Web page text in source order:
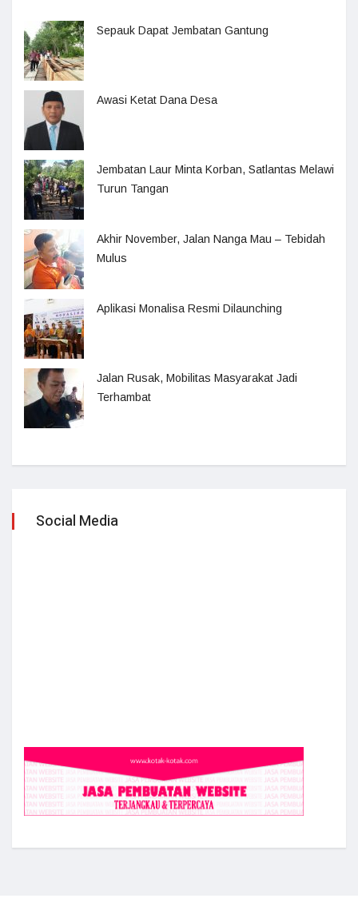
Sepauk Dapat Jembatan Gantung
Awasi Ketat Dana Desa
Jembatan Laur Minta Korban, Satlantas Melawi
Turun Tangan
Akhir November, Jalan Nanga Mau – Tebidah
Mulus
Aplikasi Monalisa Resmi Dilaunching
Jalan Rusak, Mobilitas Masyarakat Jadi
Terhambat
Social Media